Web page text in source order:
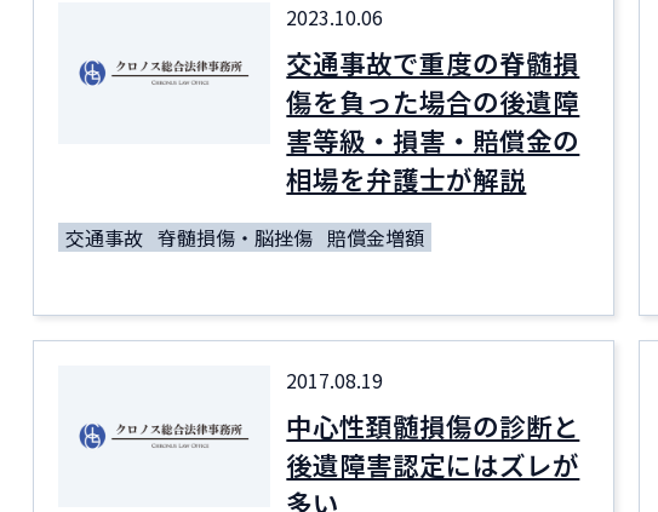
2023.10.06
交通事故で重度の脊髄損
傷を負った場合の後遺障
害等級・損害・賠償金の
相場を弁護士が解説
交通事故 脊髄損傷・脳挫傷 賠償金増額
2017.08.19
中心性頚髄損傷の診断と
後遺障害認定にはズレが
多い